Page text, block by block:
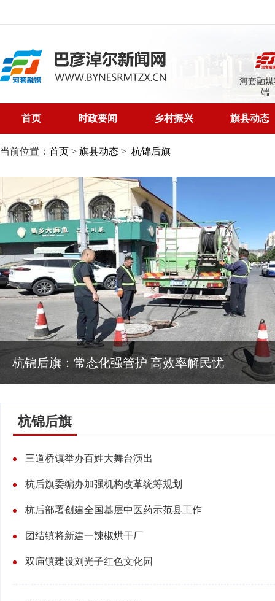
河套融
端
首页 时政要闻 乡村振兴 旗县动态
当前位置： 首页 > 旗县动态 > 杭锦后旗
杭锦后旗：常态化强管护 高效率解民忧
杭锦后旗
三道桥镇举办百姓大舞台演出
杭后旗委编办加强机构改革统筹规划
杭后部署创建全国基层中医药示范县工作
团结镇将新建一辣椒烘干厂
双庙镇建设刘光子红色文化园